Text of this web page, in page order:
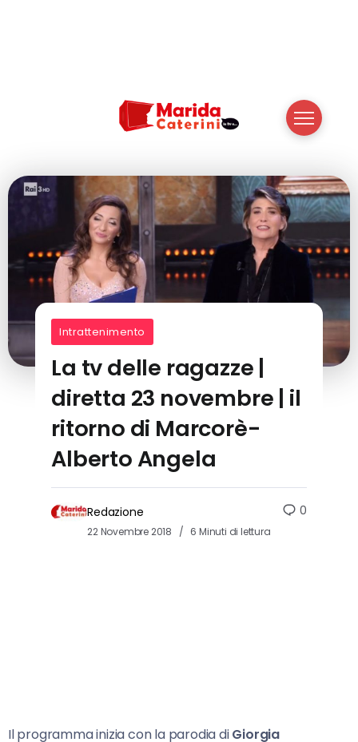
Intrattenimento
La tv delle ragazze |
diretta 23 novembre | il
ritorno di Marcorè-
Alberto Angela
Redazione
22 Novembre 2018 6 Minuti di lettura
0
Il programma inizia con la parodia diGiorgia